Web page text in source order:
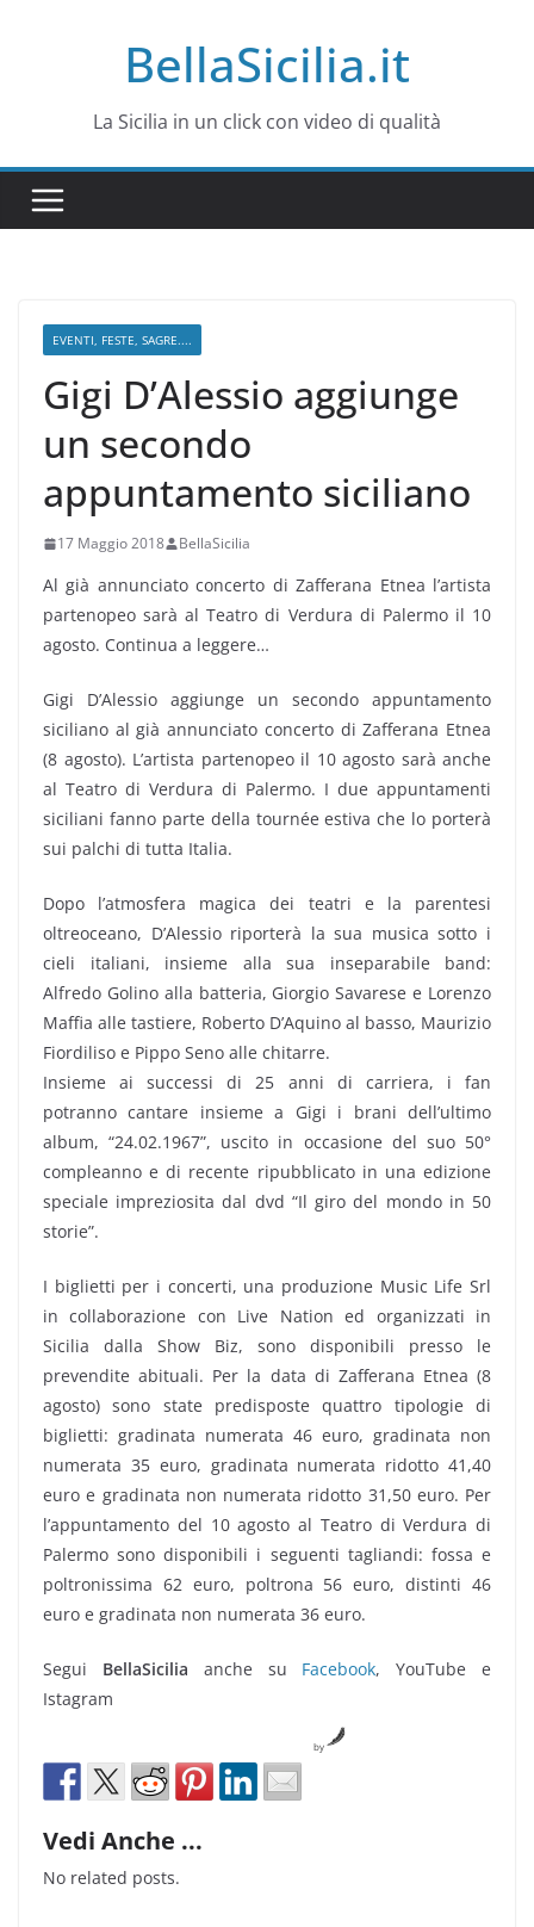
BellaSicilia.it
La Sicilia in un click con video di qualità
EVENTI, FESTE, SAGRE....
Gigi D’Alessio aggiunge
un secondo
appuntamento siciliano
17 Maggio 2018 BellaSicilia
Al già annunciato concerto di Zafferana Etnea l’artista
partenopeo sarà al Teatro di Verdura di Palermo il 10
agosto. Continua a leggere…
Gigi D’Alessio aggiunge un secondo appuntamento
siciliano al già annunciato concerto di Zafferana Etnea
(8 agosto). L’artista partenopeo il 10 agosto sarà anche
al Teatro di Verdura di Palermo. I due appuntamenti
siciliani fanno parte della tournée estiva che lo porterà
sui palchi di tutta Italia.
Dopo l’atmosfera magica dei teatri e la parentesi
oltreoceano, D’Alessio riporterà la sua musica sotto i
cieli italiani, insieme alla sua inseparabile band:
Alfredo Golino alla batteria, Giorgio Savarese e Lorenzo
Maffia alle tastiere, Roberto D’Aquino al basso, Maurizio
Fiordiliso e Pippo Seno alle chitarre.
Insieme ai successi di 25 anni di carriera, i fan
potranno cantare insieme a Gigi i brani dell’ultimo
album, “24.02.1967”, uscito in occasione del suo 50°
compleanno e di recente ripubblicato in una edizione
speciale impreziosita dal dvd “Il giro del mondo in 50
storie”.
I biglietti per i concerti, una produzione Music Life Srl
in collaborazione con Live Nation ed organizzati in
Sicilia dalla Show Biz, sono disponibili presso le
prevendite abituali. Per la data di Zafferana Etnea (8
agosto) sono state predisposte quattro tipologie di
biglietti: gradinata numerata 46 euro, gradinata non
numerata 35 euro, gradinata numerata ridotto 41,40
euro e gradinata non numerata ridotto 31,50 euro. Per
l’appuntamento del 10 agosto al Teatro di Verdura di
Palermo sono disponibili i seguenti tagliandi: fossa e
poltronissima 62 euro, poltrona 56 euro, distinti 46
euro e gradinata non numerata 36 euro.
Segui BellaSicilia anche su Facebook, YouTube e
Istagram
by
Vedi Anche ...
No related posts.